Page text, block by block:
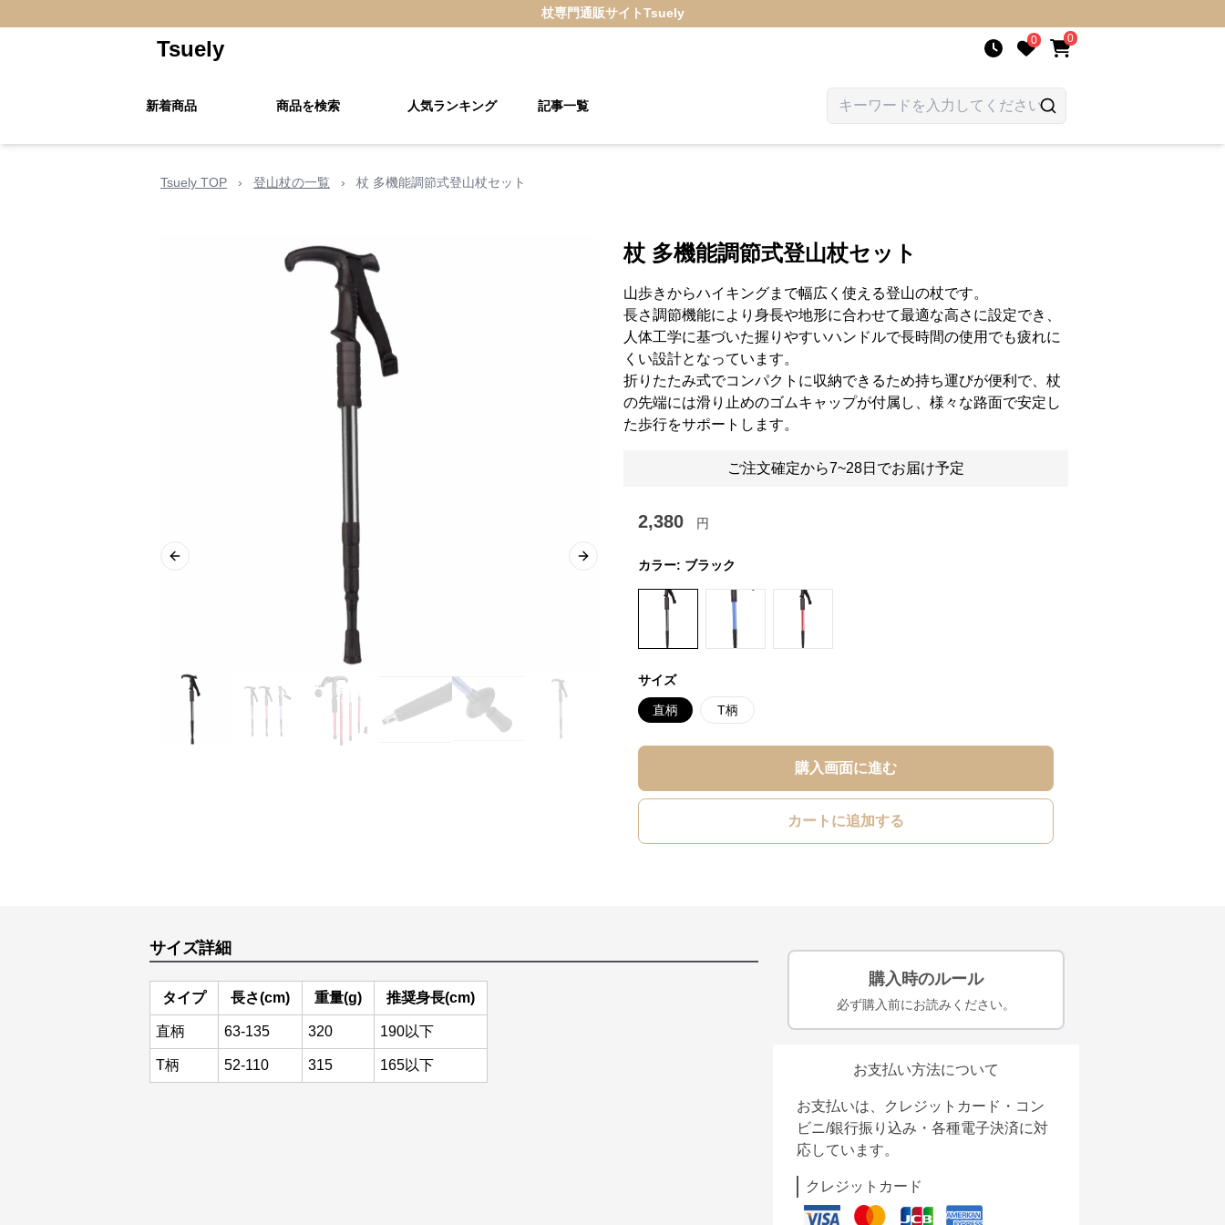
杖専門通販サイトTsuely
Tsuely 0 0
新着商品 商品を検索 人気ランキング 記事一覧
Tsuely TOP › 登山杖の一覧 › 杖 多機能調節式登山杖セット
Previous slide Next slide
杖 多機能調節式登山杖セット
山歩きからハイキングまで幅広く使える登山の杖です。
長さ調節機能により身長や地形に合わせて最適な高さに設定でき、
人体工学に基づいた握りやすいハンドルで長時間の使用でも疲れに
くい設計となっています。
折りたたみ式でコンパクトに収納できるため持ち運びが便利で、杖
の先端には滑り止めのゴムキャップが付属し、様々な路面で安定し
た歩行をサポートします。
ご注文確定から7~28日でお届け予定
2,380 円
カラー: ブラック
サイズ
直柄 T柄
購入画面に進む
カートに追加する
サイズ詳細
タイプ 長さ(cm) 重量(g) 推奨身長(cm)
直柄 63-135 320 190以下
T柄 52-110 315 165以下
購入時のルール
必ず購入前にお読みください。
お支払い方法について
お支払いは、クレジットカード・コン
ビニ/銀行振り込み・各種電子決済に対
応しています。
クレジットカード